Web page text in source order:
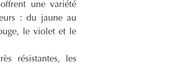
une variété
: du jaune au
le violet et le
résistantes, les